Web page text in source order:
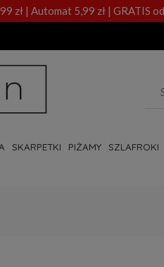
zł | Automat 5,99 zł | GRATIS
SKARPETKI PIŻAMY SZLAFROKI